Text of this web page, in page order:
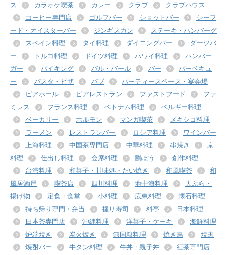
ス
カラオケ喫茶 カレー クラブ
クラブハウス
コーヒー専門店
ゴルフバー ショットバー
シーフ
ード・オイスターバー
ジンギスカン
ステーキ・ハンバーグ
スペイン料理
タイ料理 ダイニングバー
ダーツバ
ー
トルコ料理 ドイツ料理 ハワイ料理
ハンバー
ガー
バイキング バル・バール バー
バーベキュ
ー
パスタ・ピザ パブ
パーティースペース・宴会場
ビアホール
ビアレストラン ファストフード
ファ
ミレス
フランス料理 ベトナム料理
ベルギー料理
ベーカリー
ホルモン マンガ喫茶
メキシコ料理
ラーメン
レストランバー ロシア料理
ワインバー
上海料理
中国茶専門店 中華料理 串焼き
京
料理
仕出し料理 会席料理 割ぽう
創作料理
台湾料理
和菓子・甘味処・たい焼き 和風喫茶
和
風居酒屋
喫茶店 四川料理 地中海料理
天ぷら・
揚げ物
定食・食堂 小料理 広東料理
懐石料理
持ち帰り専門・弁当
握り寿司 料亭
日本料理
日本茶専門店
沖縄料理 洋菓子・ケーキ
海鮮料理
炉端焼き
炭火焼き 無国籍料理 焼き鳥
焼肉
焼酎バー
牛タン料理 牛丼・親子丼
紅茶専門店